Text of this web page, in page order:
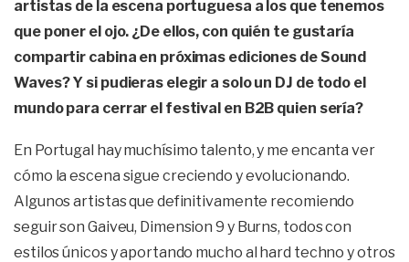
artistas de la escena portuguesa a los que tenemos
que poner el ojo. ¿De ellos, con quién te gustaría
compartir cabina en próximas ediciones de Sound
Waves? Y si pudieras elegir a solo un DJ de todo el
mundo para cerrar el festival en B2B quien sería?
En Portugal hay muchísimo talento, y me encanta ver
cómo la escena sigue creciendo y evolucionando.
Algunos artistas que definitivamente recomiendo
seguir son Gaiveu, Dimension 9 y Burns, todos con
estilos únicos y aportando mucho al hard techno y otros